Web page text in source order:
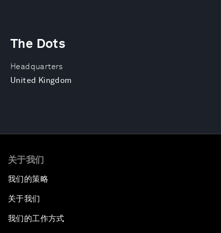
Headquarters
United Kingdom
The Dots
关于我们
我们的策略
关于我们
我们的工作方式